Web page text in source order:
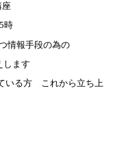
座
時
情報手段の為の
します
いる方 これから立ち上